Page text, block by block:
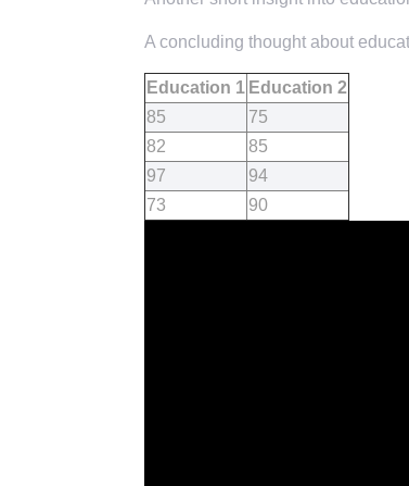
A concluding thought about
Education 1 Education 2
85
75
82
85
97
94
73
90